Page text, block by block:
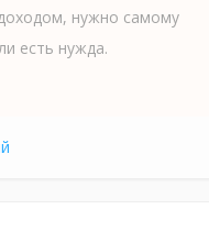
нужно самому
есть нужда.